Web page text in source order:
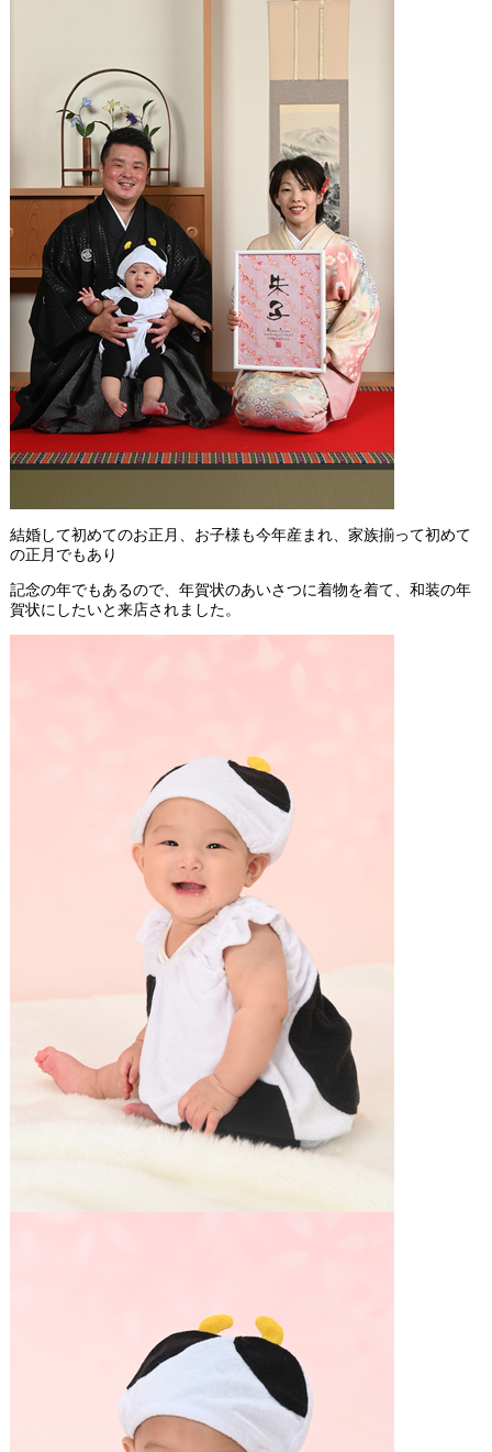
結婚して初めてのお正月、お子様も今年産まれ、家族揃って初めて
の正月でもあり
記念の年でもあるので、年賀状のあいさつに着物を着て、和装の年
賀状にしたいと来店されました。